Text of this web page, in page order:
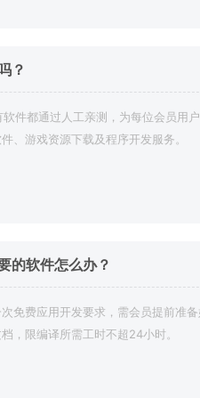
？
件都通过人工亲测，为每位会员用
、游戏资源下载及程序开发服务。
的软件怎么办？
免费应用开发要求，需会员提前准
，限编译所需工时不超24小时。